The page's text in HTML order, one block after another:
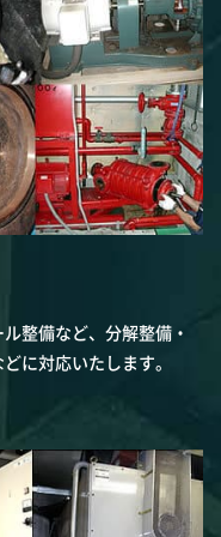
整備など、分解整備・
に対応いたします。